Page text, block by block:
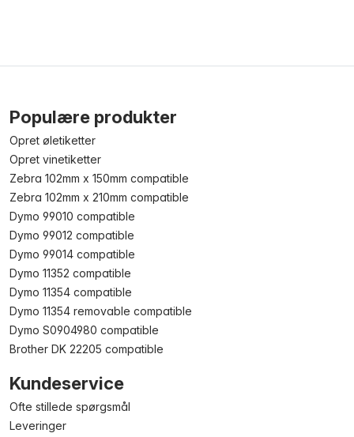
Populære produkter
Opret øletiketter
Opret vinetiketter
Zebra 102mm x 150mm compatible
Zebra 102mm x 210mm compatible
Dymo 99010 compatible
Dymo 99012 compatible
Dymo 99014 compatible
Dymo 11352 compatible
Dymo 11354 compatible
Dymo 11354 removable compatible
Dymo S0904980 compatible
Brother DK 22205 compatible
Kundeservice
Ofte stillede spørgsmål
Leveringer